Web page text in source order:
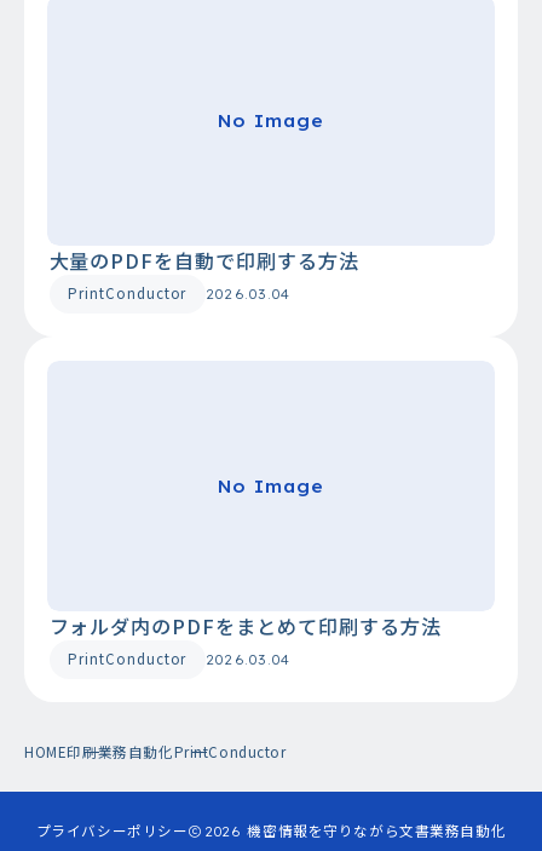
No Image
大量のPDFを自動で印刷する方法
PrintConductor 2026.03.04
No Image
フォルダ内のPDFをまとめて印刷する方法
PrintConductor 2026.03.04
HOME印刷業務自動化PrintConductor
プライバシーポリシー 2026 機密情報を守りながら文書業務自動化